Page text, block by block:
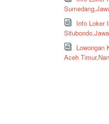
Info Loker
Lowongan
Aceh